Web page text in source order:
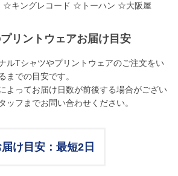
☆キングレコード ☆トーハン ☆大阪屋
リントウェアお届け目安
ルTシャツやプリントウェアのご注文をい
までの目安です。
よってお届け日数が前後する場合がござい
ッフまでお問い合わせください。
届け目安：最短2日